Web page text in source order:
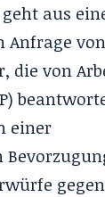
aus
die von
einer
gegen